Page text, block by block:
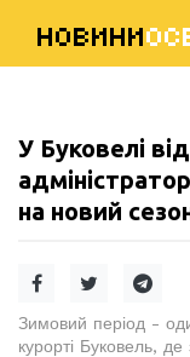
НОВИНИ
У Буковелі
на новий
Зимовий період -
курорті Буковель, де